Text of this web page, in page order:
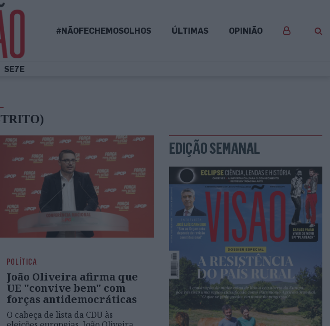
#NÃOFECHEMOSOLHOS ÚLTIMAS OPINIÃO
SE7E
POLÍTICA
João Oliveira afirma que
UE "convive bem" com
forças antidemocráticas
O cabeça de lista da CDU às
EDIÇÃO SEMANAL